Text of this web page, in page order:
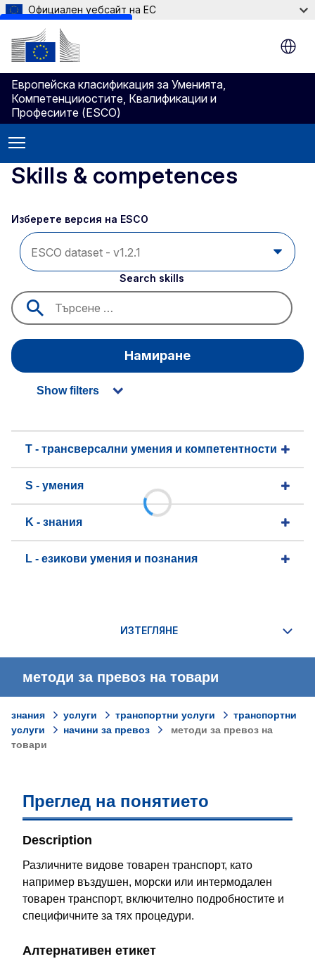
Skip to main content
Официален уебсайт на ЕС
Европейска класификация зa Умениятa,
Компетенцииocтите, Квалификации и
Професиите (ESCO)
Skills & competences
Изберете версия на ESCO
Search skills
Намиране
Show filters
T - трансверсални умения и компетентности
S - умения
K - знания
L - езикови умения и познания
методи за превоз на товари
знания услуги транспортни услуги
транспортни
услуги
начини за превоз
методи за превоз на
товари
Преглед на понятието
Description
Различните видове товарен транспорт, като
например въздушен, морски или интермодален
товарен транспорт, включително подробностите и
специфичните за тях процедури.
Алтернативен етикет